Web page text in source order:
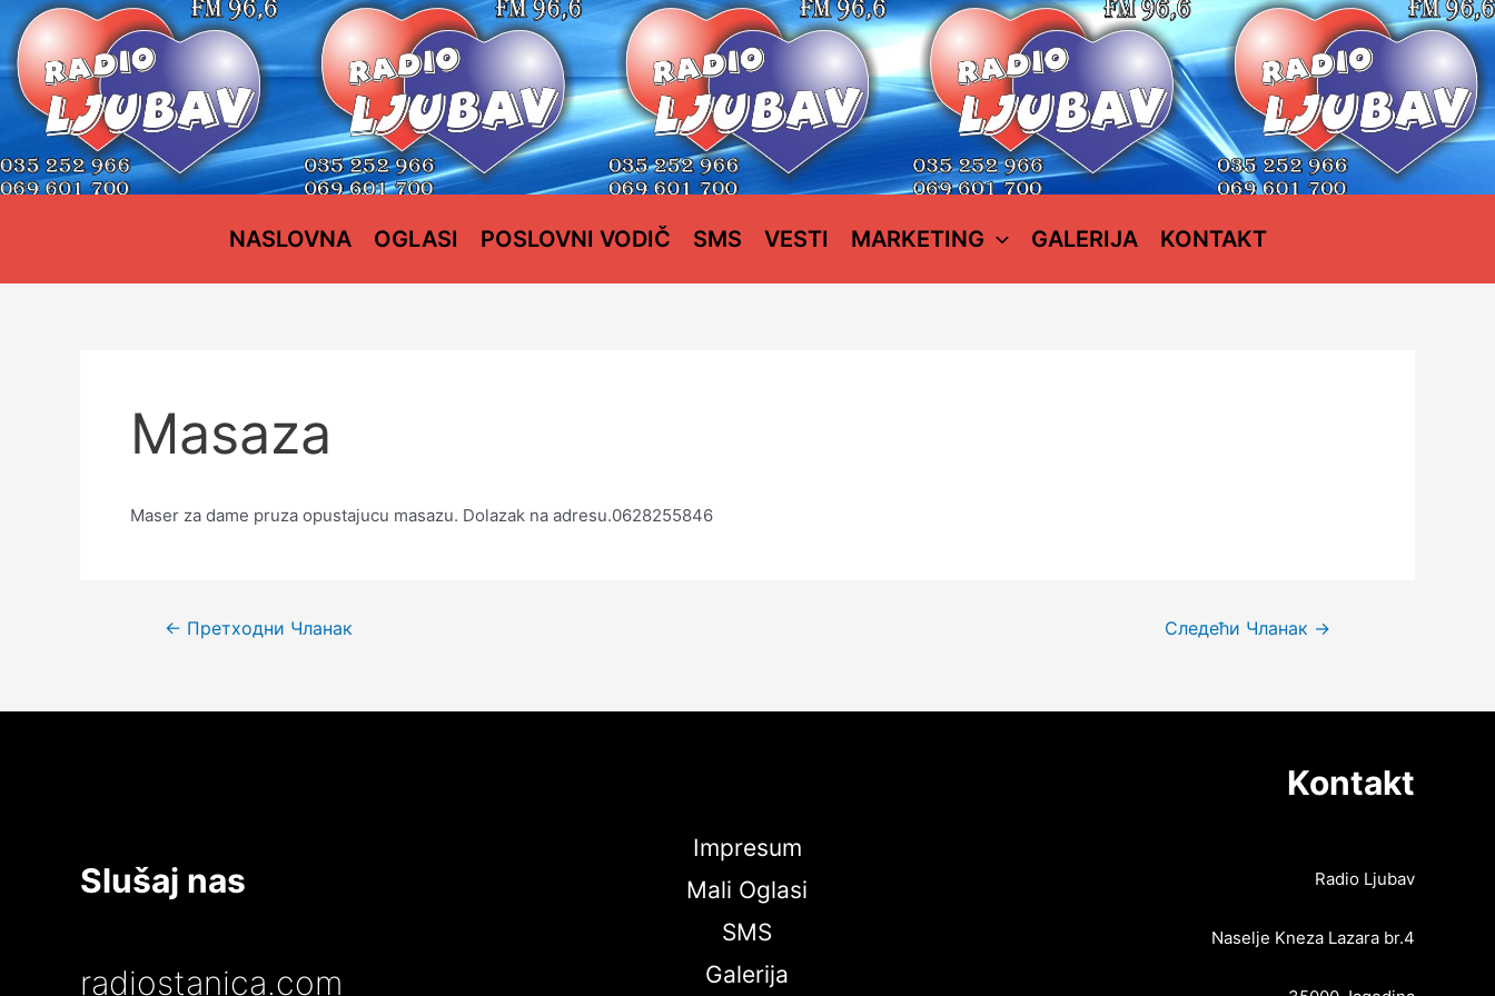
Пређи
на
садржај
NASLOVNA OGLASI POSLOVNI VODIČ SMS VESTI MARKETING GALERIJA KONTAKT
Masaza
Maser za dame pruza opustajucu masazu. Dolazak na adresu.0628255846
Кретање
← Претходни Чланак Следећи Чланак →
Slušaj nas
radiostanica.com
Impresum
Mali Oglasi
SMS
Galerija
Kontakt
Radio Ljubav
Naselje Kneza Lazara br.4